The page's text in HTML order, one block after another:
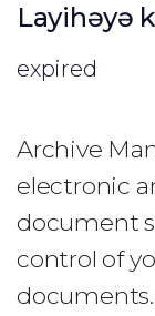
Layihəyə
expired
Archive
electronic
document
control of